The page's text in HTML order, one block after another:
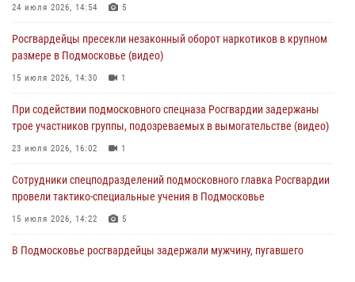
отработали навыки огневой подготовки на комплексных учениях
04 августа 2026, 12:21 4
сигналам «Тревога» с охраняемых объектов в Подмосковье
04 августа 2026, 12:15
24 июля 2026, 14:54 5
Росгвардейцы пресекли незаконный оборот наркотиков в крупном
размере в Подмосковье (видео)
15 июля 2026, 14:30 1
При содействии подмосковного спецназа Росгвардии задержаны
трое участников группы, подозреваемых в вымогательстве (видео)
23 июля 2026, 16:02 1
Сотрудники спецподразделений подмосковного главка Росгвардии
провели тактико-специальные учения в Подмосковье
15 июля 2026, 14:22 5
В Подмосковье росгвардейцы задержали мужчину, пугавшего